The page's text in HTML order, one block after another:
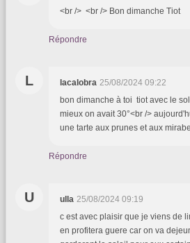
<br /> <br /> Bon dimanche Tiot
Répondre
L lacalobra 25/08/2024 09:22
bon dimanche à toi tiot avec le
mieux on avait 30°<br />
une tarte aux prunes et aux
Répondre
U ulla 25/08/2024 09:19
c est avec plaisir que je viens de
en profitera guere car on va